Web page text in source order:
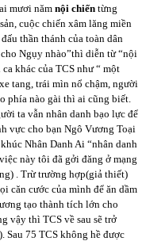
mươi năm nội chiến từng
cuộc chiến xâm lăng miền
thần thánh của toàn dân
Ngụy nhào”thì diễn từ “nội
khác của TCS như “ một
tang, trái mìn nổ chậm, người
phía nào gài thì ai cũng biết.
ta vẫn nhân danh bạo lực để
vực cho bạn Ngô Vương Toại
Nhân Danh Ai “nhân danh
này tôi đã gởi đăng ở mạng
. Trừ trường hợp(giả thiết)
căn cước của mình để ăn dầm
tạo thành tích lớn cho
vậy thì TCS về sau sẽ trở
Sau 75 TCS không hề được